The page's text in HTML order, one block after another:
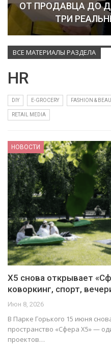
ОТ ПРОДАВЦА ДО
ТРИ
ВСЕ МАТЕРИАЛЫ РАЗДЕЛА
HR
DIY E-GROCERY FASHION &
RETAIL MEDIA
НОВОСТИ
Х5 снова открывает
коворкинг, спорт,
Июн 8, 2026
В Парке Горького 15 июня
пространство «Сфера Х5» —
проектов…